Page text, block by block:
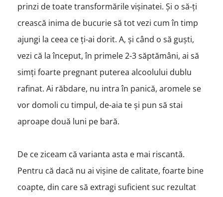
prinzi de toate transformările vișinatei. Și o să-ți
crească inima de bucurie să tot vezi cum în timp
ajungi la ceea ce ți-ai dorit. A, și când o să guști,
vezi că la început, în primele 2-3 săptămâni, ai să
simți foarte pregnant puterea alcoolului dublu
rafinat. Ai răbdare, nu intra în panică, aromele se
vor domoli cu timpul, de-aia te și pun să stai
aproape două luni pe bară.
De ce ziceam că varianta asta e mai riscantă.
Pentru că dacă nu ai vișine de calitate, foarte bine
coapte, din care să extragi suficient suc rezultat